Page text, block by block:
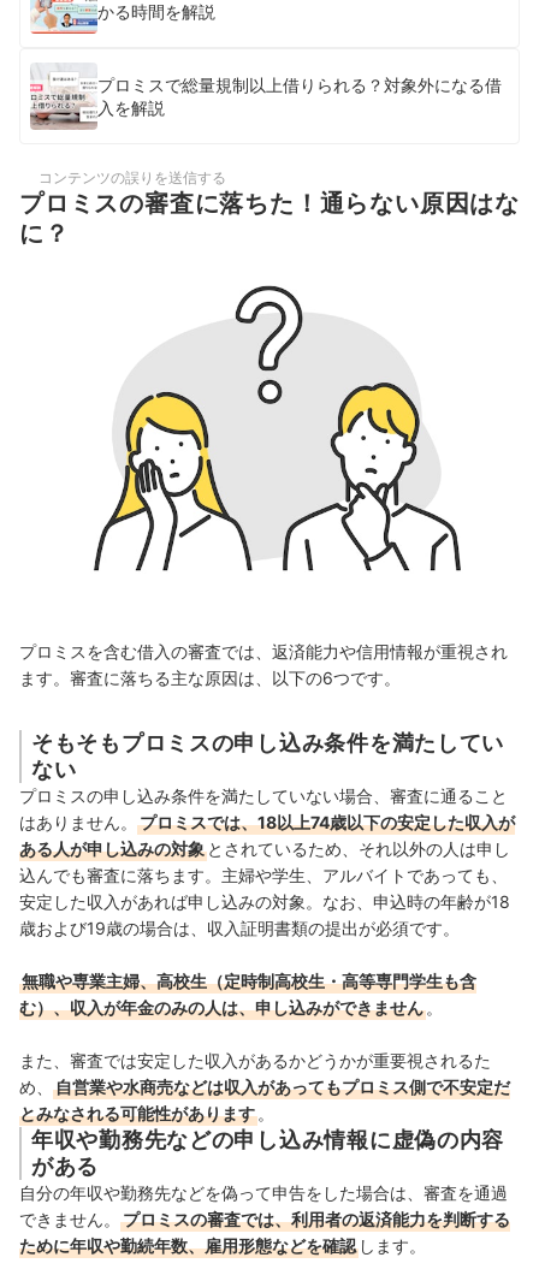
かる時間を解説
プロミスで総量規制以上借りられる？対象外になる借
入を解説
コンテンツの誤りを送信する
プロミスの審査に落ちた！通らない原因はな
に？
プロミスを含む借入の審査では、返済能力や信用情報が重視され
ます。審査に落ちる主な原因は、以下の6つです。
そもそもプロミスの申し込み条件を満たしてい
ない
プロミスの申し込み条件を満たしていない場合、審査に通ること
はありません。
プロミスでは、18以上74歳以下の安定した収入が
ある人が申し込みの対象 とされているため、それ以外の人は申し
込んでも審査に落ちます。主婦や学生、アルバイトであっても、
安定した収入があれば申し込みの対象。なお、申込時の年齢が18
歳および19歳の場合は、収入証明書類の提出が必須です。
無職や専業主婦、高校生（定時制高校生・高等専門学生も含
む）、収入が年金のみの人は、申し込みができません 。
また、審査では安定した収入があるかどうかが重要視されるた
め、
自営業や水商売などは収入があってもプロミス側で不安定だ
とみなされる可能性があります 。
年収や勤務先などの申し込み情報に虚偽の内容
がある
自分の年収や勤務先などを偽って申告をした場合は、審査を通過
できません。
プロミスの審査では、利用者の返済能力を判断する
ために年収や勤続年数、雇用形態などを確認 します。